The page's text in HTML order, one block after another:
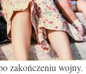
zakończeniu wojny.